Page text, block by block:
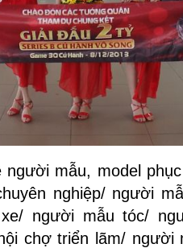
người mẫu, model
nghiệp/ người
người mẫu tóc/
chợ triển lãm/ người